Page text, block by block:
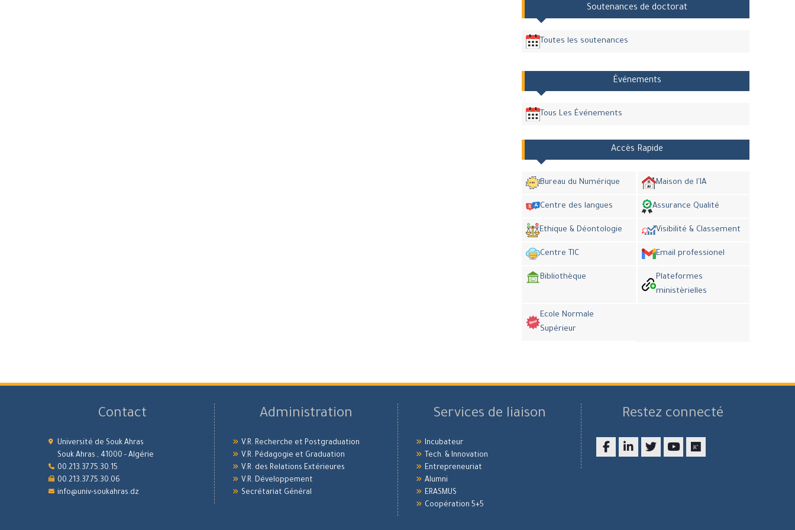
Soutenances de doctorat
Toutes les soutenances
Événements
Tous Les Événements
Accès Rapide
Bureau du Numérique Maison de l'IA
Centre des langues Assurance Qualité
Ethique & Déontologie Visibilité & Classement
Centre TIC Email professionel
Bibliothèque
Plateformes
ministèrielles
Ecole Normale
Supérieur
Contact
Université de Souk Ahras
Souk Ahras , 41000 - Algérie
00.213.37.75.30.15
00.213.37.75.30.06
info@univ-soukahras.dz
Administration
V.R. Recherche et Postgraduation
V.R. Pédagogie et Graduation
V.R. des Relations Extérieures
V.R. Développement
Secrétariat Général
Services de liaison
Incubateur
Tech. & Innovation
Entrepreneuriat
Alumni
ERASMUS
Coopération 5+5
Restez connecté